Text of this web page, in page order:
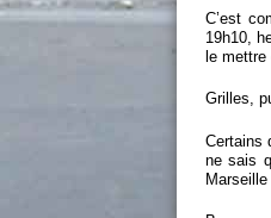
C’est
19h10,
le
Grilles,
Certains
ne sais